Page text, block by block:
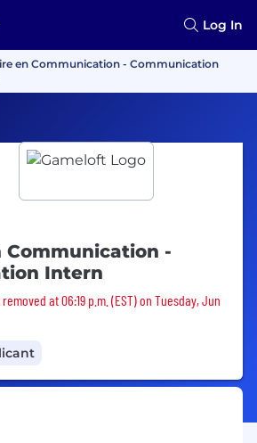
Log In
en Communication - Communication
Communication -
Intern
was removed
at 06:19 p.m. (EST) on Tuesday, Jun